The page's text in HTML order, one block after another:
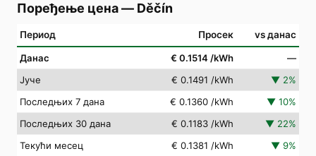
Поређење цена— Děčín
Период Просек vs данас
Данас € 0.1514 /kWh
—
Јуче
€ 0.1491 /kWh ▼ 2%
Последњих 7 дана
€ 0.1360 /kWh ▼ 10%
Последњих 30 дана
€ 0.1183 /kWh ▼ 22%
Текући месец
€ 0.1381 /kWh ▼ 9%